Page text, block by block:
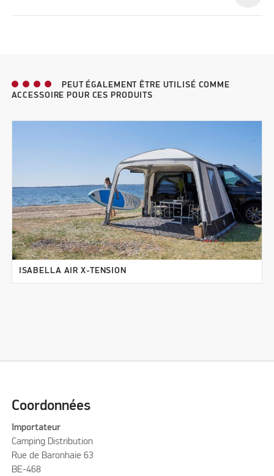
PEUT ÉGALEMENT ÊTRE UTILISÉ COMME
ACCESSOIRE POUR CES PRODUITS
ISABELLA AIR X-TENSION
Coordonnées
Importateur
Camping Distribution
Rue de Baronhaie 63
BE-468